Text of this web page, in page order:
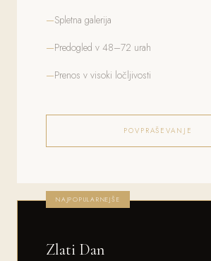
Spletna galerija
Predogled v 48–72 urah
Prenos v visoki ločljivosti
POVPRAŠEVANJE
NAJPOPULARNEJŠE
Zlati Dan